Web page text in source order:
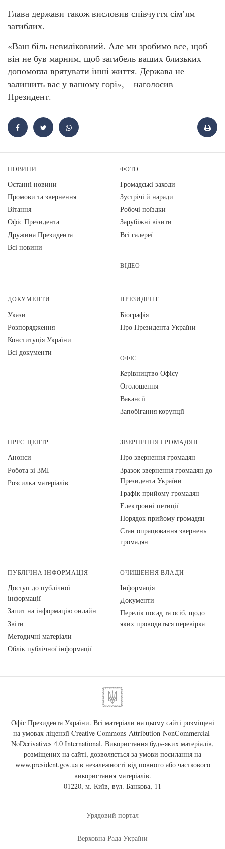
Глава держави також висловив співчуття сім’ям
загиблих.
«Ваш біль невиліковний. Але ми зробимо все, щоб
він не був марним, щоб загибель ваших близьких
допомогла врятувати інші життя. Держава не
залишить вас у вашому горі», – наголосив
Президент.
НОВИНИ
Останні новини
Промови та звернення
Вiтання
Офіс Президента
Дружина Президента
Всі новини
ФОТО
Громадські заходи
Зустрічі й наради
Робочі поїздки
Зарубіжні візити
Всі галереї
ВІДЕО
ДОКУМЕНТИ
Укази
Розпорядження
Конституція України
Всі документи
ПРЕЗИДЕНТ
Біографія
Про Президента України
ОФІС
Керівництво Офісу
Оголошення
Вакансії
Запобігання корупції
ПРЕС-ЦЕНТР
Анонси
Робота зі ЗМІ
Розсилка матеріалів
ЗВЕРНЕННЯ ГРОМАДЯН
Про звернення громадян
Зразок звернення громадян до
Президента України
Графік прийому громадян
Електронні петиції
Порядок прийому громадян
Стан опрацювання звернень
громадян
ПУБЛІЧНА ІНФОРМАЦІЯ
Доступ до публічної
інформації
Запит на інформацію онлайн
Звіти
Методичні матеріали
Облік публічної інформації
ОЧИЩЕННЯ ВЛАДИ
Інформація
Документи
Перелік посад та осіб, щодо
яких проводиться перевірка
Офіс Президента України. Всі матеріали на цьому сайті розміщені
на умовах ліцензії Creative Commons Attribution-NonCommercial-
NoDerivatives 4.0 International. Використання будь-яких матеріалів,
розміщених на сайті, дозволяється за умови посилання на
www.president.gov.uaв незалежності від повного або часткового
використання матеріалів.
01220, м. Київ, вул. Банкова, 11
Урядовий портал
Верховна Рада України